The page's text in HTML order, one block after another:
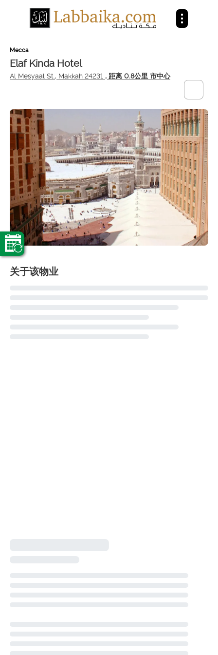
Mecca
Elaf Kinda Hotel
Al Mesyaal St., Makkah 24231 , 距离 0.8公里 市中心
关于该物业